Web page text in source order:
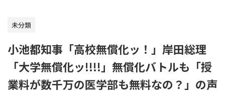
未分類
小池都知事「高校無償化ッ！」岸田総理
「大学無償化ッ!!!!」無償化バトルも「授
業料が数千万の医学部も無料なの？」の声